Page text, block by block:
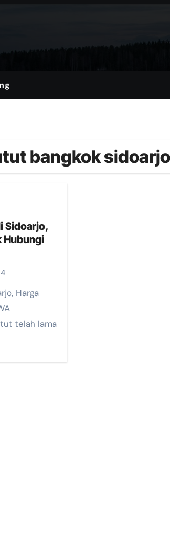
bangkok sidoarjo
Sidoarjo,
Hubungi
telah lama